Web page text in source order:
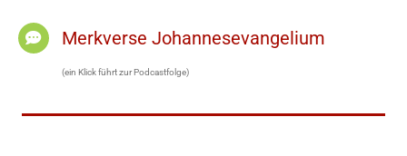
Merkverse Johannesevangelium
(ein Klick führt zur Podcastfolge)